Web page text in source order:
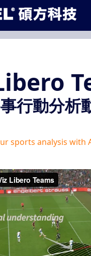
行動分析
sports analysis with